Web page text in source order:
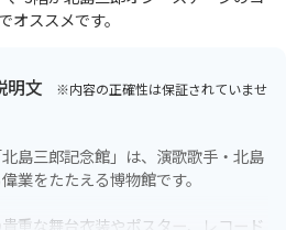
オススメです。
明文 ※内容の正確性は保証されていませ
島三郎記念館」は、演歌歌手・北島
業をたたえる博物館です。
重な舞台衣装やポスター、レコード